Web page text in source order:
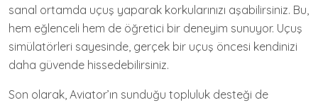
sanal ortamda uçuş yaparak korkularınızı aşabilirsiniz. Bu,
hem eğlenceli hem de öğretici bir deneyim sunuyor. Uçuş
simülatörleri sayesinde, gerçek bir uçuş öncesi kendinizi
daha güvende hissedebilirsiniz.
Son olarak, Aviator’ın sunduğu topluluk desteği de